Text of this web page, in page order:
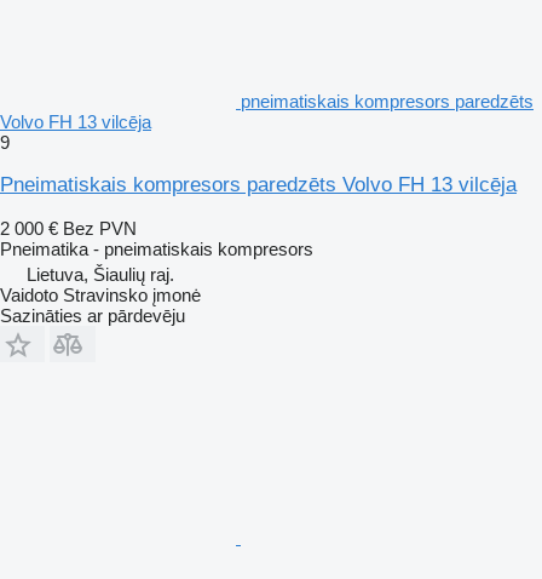
pneimatiskais kompresors paredzēts
Volvo FH 13 vilcēja
9
Pneimatiskais kompresors paredzēts Volvo FH 13 vilcēja
2 000 € Bez PVN
Pneimatika - pneimatiskais kompresors
Lietuva, Šiaulių raj.
Vaidoto Stravinsko įmonė
Sazināties ar pārdevēju